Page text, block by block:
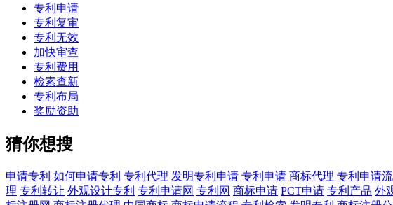
专利申请
专利复审
专利无效
加快审查
专利费用
检索查新
专利布局
奖励资助
猜你想搜
申请专利 如何申请专利 专利代理 发明专利申请 专利申请 商标代理 专利申请
理 专利转让 外观设计专利 专利申请网 专利网 商标申请 PCT申请 专利产品 外